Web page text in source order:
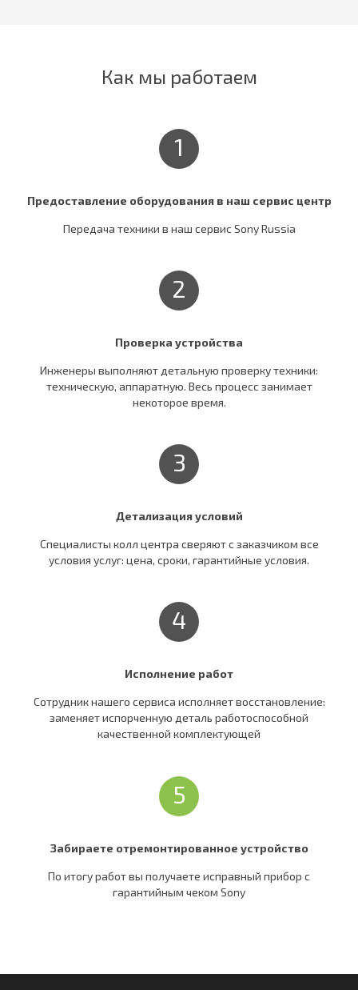
Как мы работаем
1
Предоставление оборудования в наш сервис центр
Передача техники в наш сервис Sony Russia
2
Проверка устройства
Инженеры выполняют детальную проверку техники:
техническую, аппаратную. Весь процесс занимает
некоторое время.
3
Детализация условий
Специалисты колл центра сверяют c заказчиком все
условия услуг: цена, сроки, гарантийные условия.
4
Исполнение работ
Сотрудник нашего сервиса исполняет восстановление:
заменяет испорченную деталь работоспособной
качественной комплектующей
5
Забираете отремонтированное устройство
По итогу работ вы получаете исправный прибор c
гарантийным чеком Sony